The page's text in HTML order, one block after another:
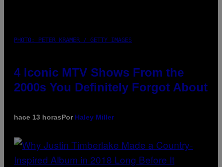
PHOTO: PETER KRAMER / GETTY IMAGES
4 Iconic MTV Shows From the
2000s You Definitely Forgot About
hace 13 horasPor Haley Miller